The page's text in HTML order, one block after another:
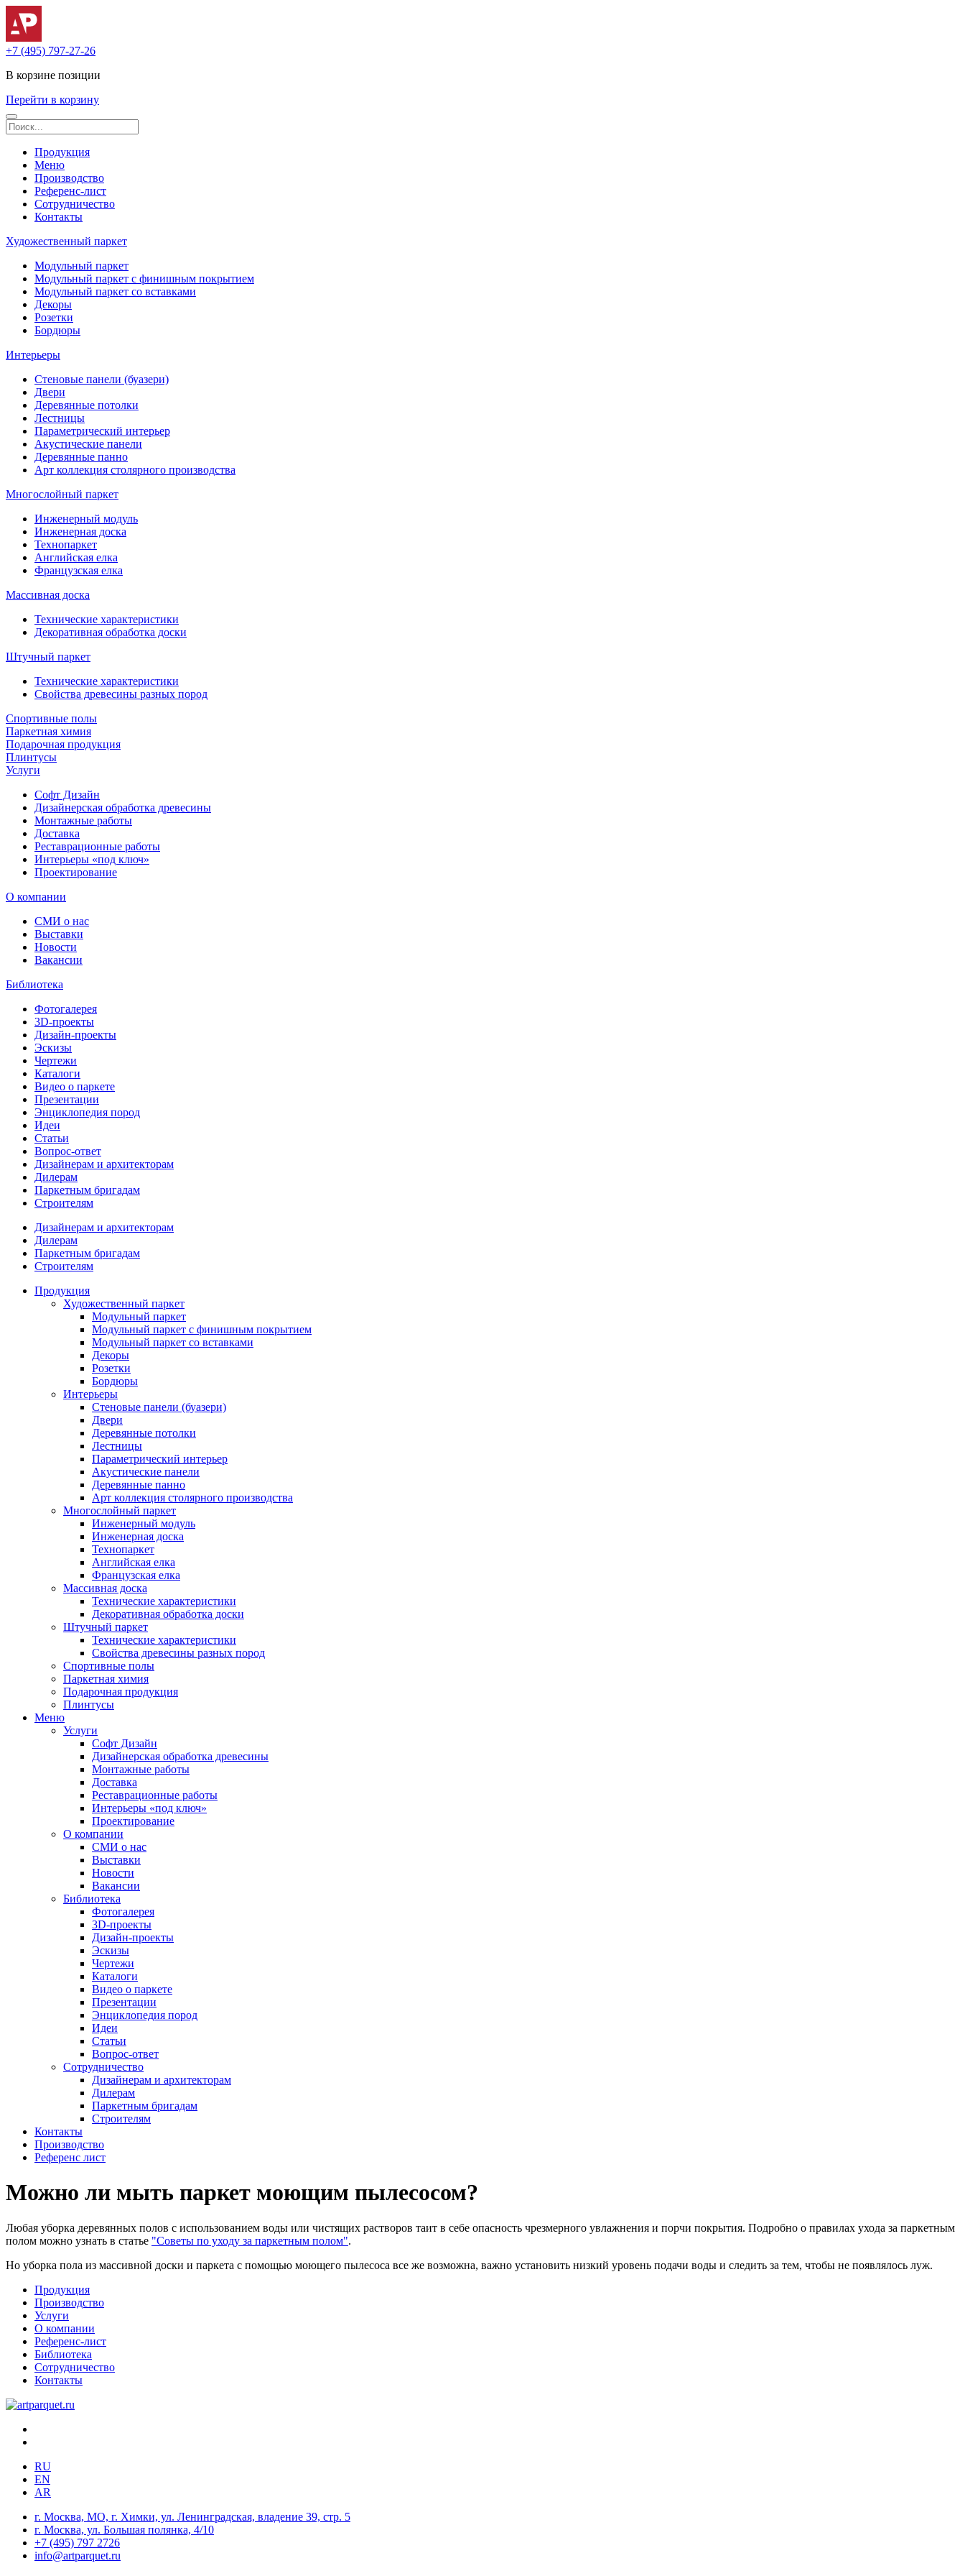
+7 (495) 797-27-26
В корзине позиции
Перейти в корзину
Продукция
Меню
Производство
Референс-лист
Сотрудничество
Контакты
Художественный паркет
Модульный паркет
Модульный паркет с финишным покрытием
Модульный паркет со вставками
Декоры
Розетки
Бордюры
Интерьеры
Стеновые панели (буазери)
Двери
Деревянные потолки
Лестницы
Параметрический интерьер
Акустические панели
Деревянные панно
Арт коллекция столярного производства
Многослойный паркет
Инженерный модуль
Инженерная доска
Технопаркет
Английская елка
Французская елка
Массивная доска
Технические характеристики
Декоративная обработка доски
Штучный паркет
Технические характеристики
Свойства древесины разных пород
Спортивные полы
Паркетная химия
Подарочная продукция
Плинтусы
Услуги
Софт Дизайн
Дизайнерская обработка древесины
Монтажные работы
Доставка
Реставрационные работы
Интерьеры «под ключ»
Проектирование
О компании
СМИ о нас
Выставки
Новости
Вакансии
Библиотека
Фотогалерея
3D-проекты
Дизайн-проекты
Эскизы
Чертежи
Каталоги
Видео о паркете
Презентации
Энциклопедия пород
Идеи
Статьи
Вопрос-ответ
Дизайнерам и архитекторам
Дилерам
Паркетным бригадам
Строителям
Дизайнерам и архитекторам
Дилерам
Паркетным бригадам
Строителям
Продукция
Художественный паркет
Модульный паркет
Модульный паркет с финишным покрытием
Модульный паркет со вставками
Декоры
Розетки
Бордюры
Интерьеры
Стеновые панели (буазери)
Двери
Деревянные потолки
Лестницы
Параметрический интерьер
Акустические панели
Деревянные панно
Арт коллекция столярного производства
Многослойный паркет
Инженерный модуль
Инженерная доска
Технопаркет
Английская елка
Французская елка
Массивная доска
Технические характеристики
Декоративная обработка доски
Штучный паркет
Технические характеристики
Свойства древесины разных пород
Спортивные полы
Паркетная химия
Подарочная продукция
Плинтусы
Меню
Услуги
Софт Дизайн
Дизайнерская обработка древесины
Монтажные работы
Доставка
Реставрационные работы
Интерьеры «под ключ»
Проектирование
О компании
СМИ о нас
Выставки
Новости
Вакансии
Библиотека
Фотогалерея
3D-проекты
Дизайн-проекты
Эскизы
Чертежи
Каталоги
Видео о паркете
Презентации
Энциклопедия пород
Идеи
Статьи
Вопрос-ответ
Сотрудничество
Дизайнерам и архитекторам
Дилерам
Паркетным бригадам
Строителям
Контакты
Производство
Референс лист
Можно ли мыть паркет моющим пылесосом?
Любая уборка деревянных полов с использованием воды или чистящих растворов таит в себе опасность чрезмерного увлажнения и порчи покрытия. Подробно о правилах ухода за паркетным
полом можно узнать в статье "Советы по уходу за паркетным полом".
Но уборка пола из массивной доски и паркета с помощью моющего пылесоса все же возможна, важно установить низкий уровень подачи воды и следить за тем, чтобы не появлялось луж.
Продукция
Производство
Услуги
О компании
Референс-лист
Библиотека
Сотрудничество
Контакты
RU
EN
AR
г. Москва, МО, г. Химки, ул. Ленинградская, владение 39, стр. 5
г. Москва, ул. Большая полянка, 4/10
+7 (495) 797 2726
info@artparquet.ru